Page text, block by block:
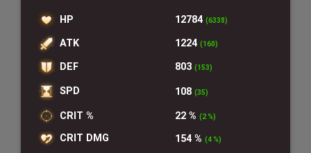
HP 12784 (6338)
ATK 1224 (160)
DEF 803 (153)
SPD 108 (35)
CRIT % 22 % (2 %)
CRIT DMG 154 % (4 %)